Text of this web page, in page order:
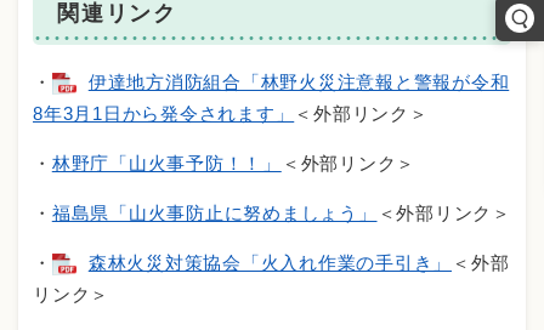
関連リンク
・
伊達地方消防組合「林野火災注意報と警報が令和
8年3月1日から発令されます」
＜外部リンク＞
・ 林野庁「山火事予防！！」 ＜外部リンク＞
・ 福島県「山火事防止に努めましょう」 ＜外部リンク＞
・ 森林火災対策協会「火入れ作業の手引き」
＜外部
リンク＞